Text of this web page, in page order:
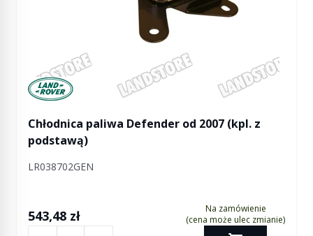
Manufactured by Land rover
Chłodnica paliwa Defender od 2007 (kpl. z
podstawą)
LR038702GEN
543,48 zł
Na zamówienie
(cena może ulec zmianie)